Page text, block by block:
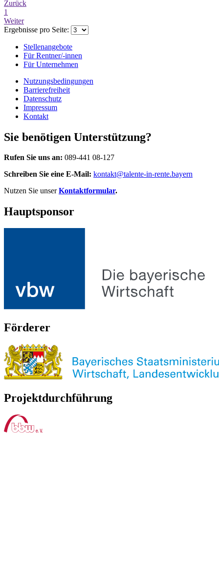
Zurück
1
Weiter
Ergebnisse pro Seite:
Stellenangebote
Für Rentner/-innen
Für Unternehmen
Nutzungsbedingungen
Barrierefreiheit
Datenschutz
Impressum
Kontakt
Sie benötigen Unterstützung?
Rufen Sie uns an: 089-441 08-127
Schreiben Sie eine E-Mail: kontakt@talente-in-rente.bayern
Nutzen Sie unser Kontaktformular.
Hauptsponsor
Förderer
Projektdurchführung